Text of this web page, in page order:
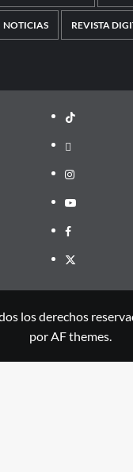
NOTICIAS REVISTA
TikTok
threads
Instagram
Youtube
Facebook
X
los derechos
por AF themes.